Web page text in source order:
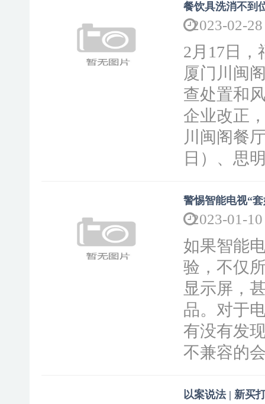
餐饮具洗消不到
2023-02-28
2月17日
厦门川闽
查处置和
企业改正
川闽阁餐
日）、思
警惕智能电视“
2023-01-10
如果智能
验，不仅
显示屏，
品。对于
有没有发
不兼容的
以案说法 | 新买